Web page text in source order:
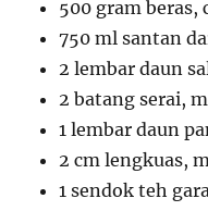
500 gram
750 ml santan
2 lembar daun
2 batang serai,
1 lembar daun
2 cm lengkuas,
1 sendok teh